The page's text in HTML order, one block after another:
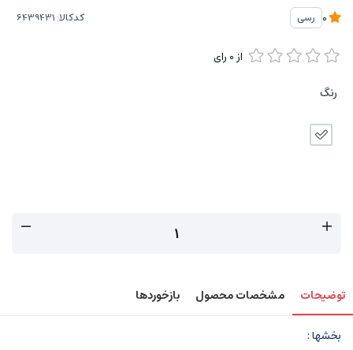
رسی کدکالا:
از0 رای
رنگ
توضیحات مشخصات محصول بازخوردها
بخشها :